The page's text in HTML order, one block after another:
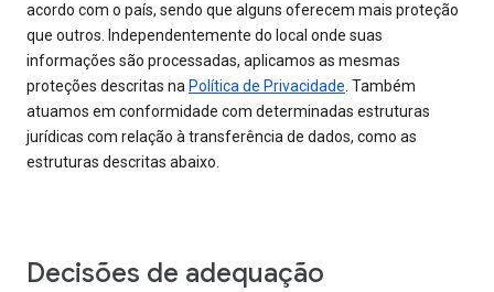
acordo com o país, sendo que alguns oferecem mais proteção
que outros. Independentemente do local onde suas
informações são processadas, aplicamos as mesmas
proteções descritas na Política de Privacidade. Também
atuamos em conformidade com determinadas estruturas
jurídicas com relação à transferência de dados, como as
estruturas descritas abaixo.
Decisões de adequação